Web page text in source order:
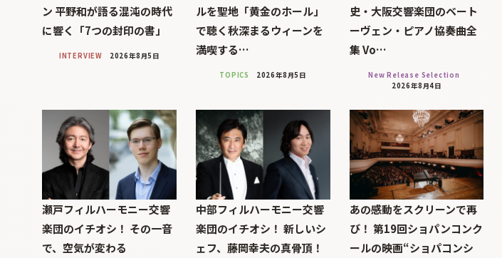
ン 平野和が語る混沌の時代
に響く「7つの封印の書」
INTERVIEW 2026年8月5日
ルを聖地「黄金のホール」
で聴く秋深まるウィーンを
満喫する…
TOPICS 2026年8月5日
史・大阪交響楽団のベート
ーヴェン・ピアノ協奏曲全
集 Vo…
New Release Selection
2026年8月4日
瀬戸フィルハーモニー交響
楽団のイチオシ！ その一音
で、空気が変わる
中部フィルハーモニー交響
楽団のイチオシ！ 新しいシ
ェフ、藤岡幸夫の真骨頂！
あの感動をスクリーンで再
び！ 第19回ショパンコンク
ールの映画“ショパコンシ